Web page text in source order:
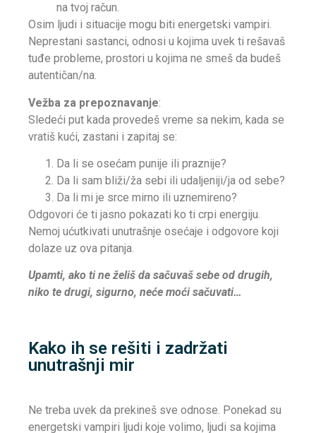
na tvoj račun.
Osim ljudi i situacije mogu biti energetski vampiri.
Neprestani sastanci, odnosi u kojima uvek ti rešavaš
tuđe probleme, prostori u kojima ne smeš da budeš
autentičan/na.
Vežba za prepoznavanje:
Sledeći put kada provedeš vreme sa nekim, kada se
vratiš kući, zastani i zapitaj se:
Da li se osećam punije ili praznije?
Da li sam bliži/ža sebi ili udaljeniji/ja od sebe?
Da li mi je srce mirno ili uznemireno?
Odgovori će ti jasno pokazati ko ti crpi energiju.
Nemoj ućutkivati unutrašnje osećaje i odgovore koji
dolaze uz ova pitanja.
Upamti, ako ti ne želiš da sačuvaš sebe od drugih,
niko te drugi, sigurno, neće moći sačuvati…
Kako ih se rešiti i zadržati
unutrašnji mir
Ne treba uvek da prekineš sve odnose. Ponekad su
energetski vampiri ljudi koje volimo, ljudi sa kojima